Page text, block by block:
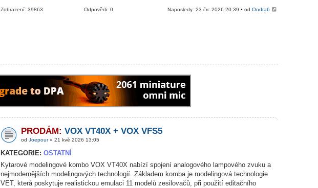
Naposledy: 23 črc 2026 20:39 • odOndra6
Odpovědi: 0
Zobrazení: 39863
PRODÁM: VOX VT40X + VOX VFS5
od Joepour» 21 kvě 2026 13:05
KATEGORIE: OSTATNÍ
Kytarové modelingové kombo VOX VT40X nabízí spojení analogového lampového zvuku a
nejmodernějších modelingových technologií. Základem komba je modelingová technologie
VET, která poskytuje realistickou emulaci 11 modelů zesilovačů, při použití editačního